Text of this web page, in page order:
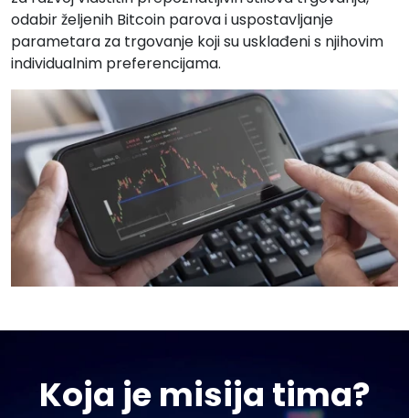
odabir željenih Bitcoin parova i uspostavljanje
parametara za trgovanje koji su usklađeni s njihovim
individualnim preferencijama.
Koja je misija tima?